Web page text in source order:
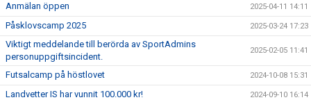
Anmälan öppen 2025-04-11 14:11
Påsklovscamp 2025 2025-03-24 17:23
Viktigt meddelande till berörda av SportAdmins
personuppgiftsincident.
2025-02-05 11:41
Futsalcamp på höstlovet 2024-10-08 15:31
Landvetter IS har vunnit 100.000 kr! 2024-09-10 16:14